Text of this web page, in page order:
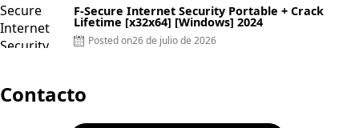
F-Secure Internet Security Portable + Crack
Lifetime [x32x64] [Windows] 2024
Posted on26 de julio de 2026
Contacto